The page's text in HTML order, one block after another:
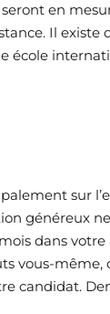
en
Il
école
sur
généreux
dans
vous-
candidat.